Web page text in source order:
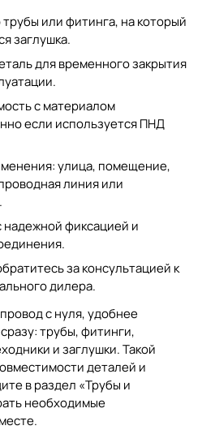
или фитинга, на который
заглушка.
для временного закрытия
с материалом
если используется ПНД
улица, помещение,
линия или
фиксацией и
за консультацией к
дилера.
с нуля, удобнее
трубы, фитинги,
и заглушки. Такой
деталей и
в раздел «Трубы и
необходимые